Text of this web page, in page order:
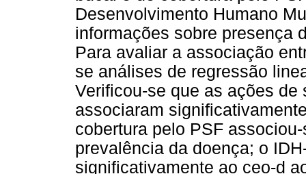
Desenvolvimento Humano
informações sobre presença
Para avaliar a associação
se análises de regressão
Verificou-se que as ações
associaram
cobertura pelo PSF
prevalência da doença; o
significativamente ao ceo-d